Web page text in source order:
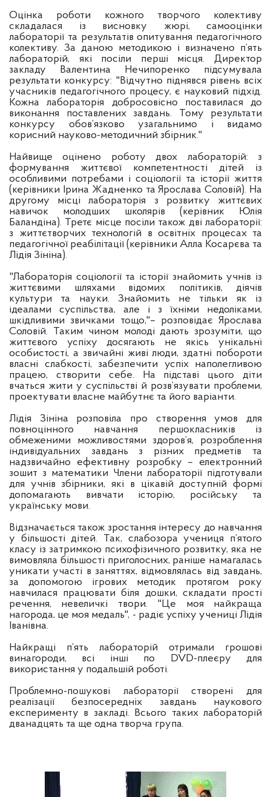
Оцінка роботи кожного творчого колективу
складалася із висновку жюрі, самооцінки
лабораторії та результатів опитування педагогічного
колективу. За даною методикою і визначено п’ять
лабораторій, які посіли перші місця. Директор
закладу Валентина Нечипоренко підсумувала
результати конкурсу: "Відчутно піднявся рівень всіх
учасників педагогічного процесу, є науковий підхід.
Кожна лабораторія добросовісно поставилася до
виконання поставлених завдань. Тому результати
конкурсу обов’язково узагальнимо і видамо
корисний науково-методичний збірник."
Найвище оцінено роботу двох лабораторій: з
формування життєвої компетентності дітей із
особливими потребами і соціології та історії життя
(керівники Ірина Жадненко та Ярослава Соловій). На
другому місці лабораторія з розвитку життєвих
навичок молодших школярів (керівник Юлія
Баландіна). Третє місце посіли також дві лабораторії:
з життєтворчих технологій в освітніх процесах та
педагогічної реабілітації (керівники Алла Косарєва та
Лідія Зініна).
"Лабораторія соціології та історії знайомить учнів із
життєвими шляхами відомих політиків, діячів
культури та науки. Знайомить не тільки як із
ідеалами суспільства, але і з їхніми недоліками,
шкідливими звичками тощо,"– розповідає Ярослава
Соловій. Таким чином молоді дають зрозуміти, що
життєвого успіху досягають не якісь унікальні
особистості, а звичайні живі люди, здатні побороти
власні слабкості, забезпечити успіх наполегливою
працею, створити себе. На підставі цього діти
вчаться жити у суспільстві й розв’язувати проблеми,
проектувати власне майбутнє та його варіанти.
Лідія Зініна розповіла про створення умов для
повноцінного навчання першокласників із
обмеженими можливостями здоров’я, розроблення
індивідуальних завдань з різних предметів та
надзвичайно ефективну розробку – електронний
зошит з математики Члени лабораторії підготували
для учнів збірники, які в цікавій доступній формі
допомагають вивчати історію, російську та
українську мови.
Відзначається також зростання інтересу до навчання
у більшості дітей. Так, слабозора учениця п’ятого
класу із затримкою психофізичного розвитку, яка не
вимовляла більшості приголосних, раніше намагалась
уникати участі в заняттях, відмовлялась від завдань,
за допомогою ігрових методик протягом року
навчилася працювати біля дошки, складати прості
речення, невеличкі твори. "Це моя найкраща
нагорода, це моя медаль", - радіє успіху учениці Лідія
Іванівна.
Найкращі п’ять лабораторій отримали грошові
винагороди, всі інші по DVD-плеєру для
використання у подальшій роботі.
Проблемно-пошукові лабораторії створені для
реалізації безпосередніх завдань наукового
експерименту в закладі. Всього таких лабораторій
дванадцять та ще одна творча група.